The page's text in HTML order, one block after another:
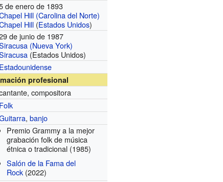
de enero de 1893
Hill (Carolina del Norte)
Hill (Estados Unidos)
de junio de 1987
(Nueva York)
(Estados Unidos)
Estadounidense
profesional
compositora
Folk
,banjo
Premio Grammy a la mejor
grabación folk de música
étnica o tradicional (1985)
Salón de la Fama del
Rock (2022)